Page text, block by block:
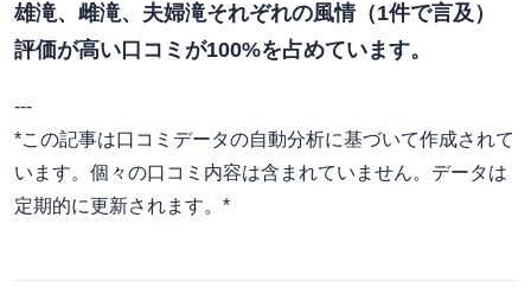
雄滝、雌滝、夫婦滝それぞれの風情（1件で言及）
評価が高い口コミが100%を占めています。
---
*この記事は口コミデータの自動分析に基づいて作成されて
います。個々の口コミ内容は含まれていません。データは
定期的に更新されます。*